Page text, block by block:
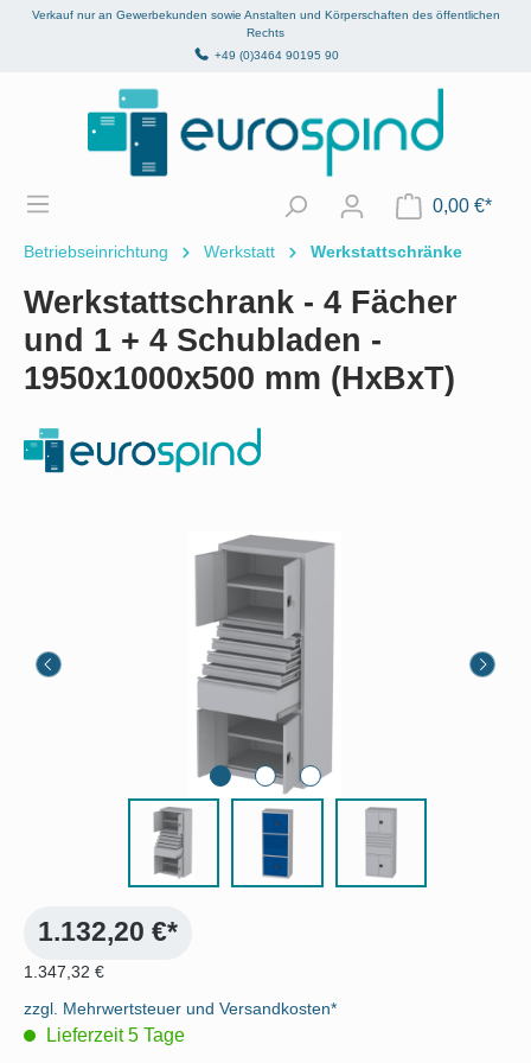
springen
Verkauf nur an Gewerbekunden sowie Anstalten und Körperschaften des öffentlichen
Rechts
+49 (0)3464 90195 90
0,00 €*
Betriebseinrichtung Werkstatt Werkstattschränke
Werkstattschrank - 4 Fächer
und 1 + 4 Schubladen -
1950x1000x500 mm (HxBxT)
Bildergalerie überspringen
1.132,20 €*
1.347,32 €
zzgl. Mehrwertsteuer und Versandkosten*
Lieferzeit 5 Tage